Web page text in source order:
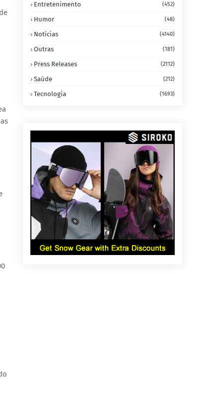
Entretenimento (452)
Humor (48)
Notícias (4140)
Outras (181)
Press Releases (2112)
Saúde (212)
Tecnologia (1693)